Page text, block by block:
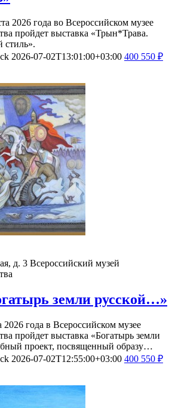
2026 года во Всероссийском музее
пройдет выставка «Трын*Трава.
стиль».
2026-07-02T13:01:00+03:00 400 550 ₽
д. 3 Всероссийский музей
земли русской…»
2026 года в Всероссийском музее
пройдет выставка «Богатырь земли
проект, посвященный образу…
2026-07-02T12:55:00+03:00 400 550 ₽